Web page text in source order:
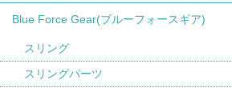
Blue Force Gear(ブルーフォースギア)
スリング
スリングパーツ